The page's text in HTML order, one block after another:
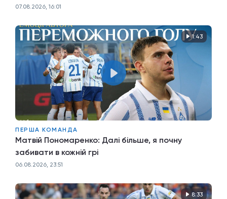
07.08.2026, 16:01
1:43
ПЕРША КОМАНДА
Матвій Пономаренко: Далі більше, я почну
забивати в кожній грі
06.08.2026, 23:51
8:33